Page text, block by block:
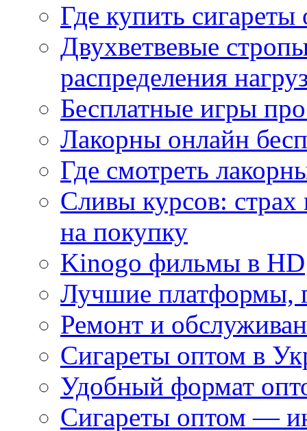
Где купить
Двухветвевые
распределения
Бесплатные игры
Лакорны онлайн
Где смотреть
Сливы курсов:
на покупку
Kinogo фильмы в HD
Лучшие платформы,
Ремонт и
Сигареты оптом в
Удобный формат
Сигареты оптом —